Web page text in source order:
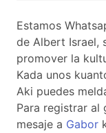
Estamos
de Albert Israel,
promover la
Kada unos
Aki puedes
Para registrar al
mesaje a Gabor